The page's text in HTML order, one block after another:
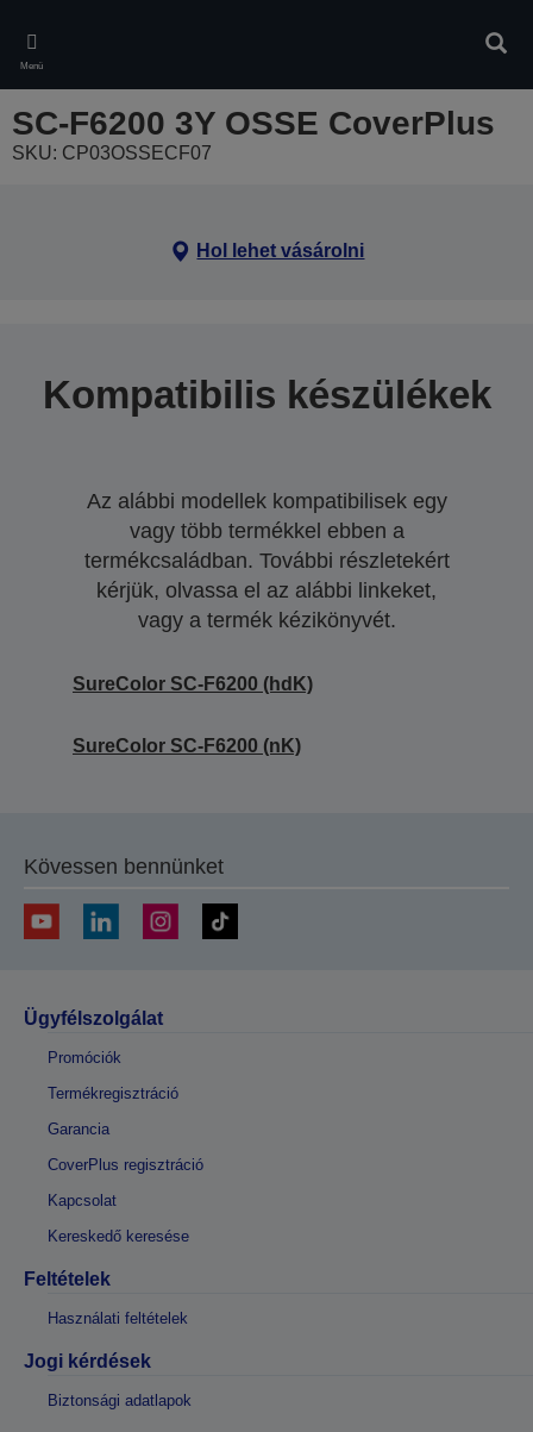
main
content
Menü
SC-F6200 3Y OSSE CoverPlus
SKU: CP03OSSECF07
Hol lehet vásárolni
Kompatibilis készülékek
Az alábbi modellek kompatibilisek egy
vagy több termékkel ebben a
termékcsaládban. További részletekért
kérjük, olvassa el az alábbi linkeket,
vagy a termék kézikönyvét.
SureColor SC-F6200 (hdK)
SureColor SC-F6200 (nK)
Kövessen bennünket
Ügyfélszolgálat
Promóciók
Termékregisztráció
Garancia
CoverPlus regisztráció
Kapcsolat
Kereskedő keresése
Feltételek
Használati feltételek
Jogi kérdések
Biztonsági adatlapok